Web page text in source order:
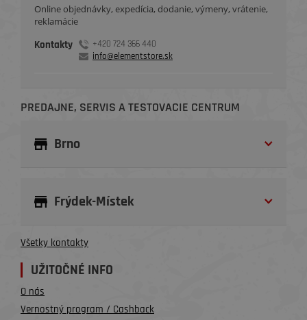
Online objednávky, expedícia, dodanie, výmeny, vrátenie,
reklamácie
Kontakty
+420 724 366 440
info@elementstore.sk
PREDAJNE, SERVIS A TESTOVACIE CENTRUM
Brno
Frýdek-Místek
Všetky kontakty
UŽITOČNÉ INFO
O nás
Vernostný program / Cashback